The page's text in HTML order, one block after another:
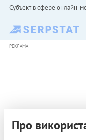
Субъект в сфере онлайн-
РЕКЛАМА
Про